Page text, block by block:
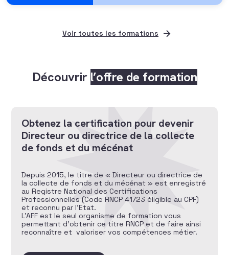
Voir toutes les formations
Découvrir l’offre de formation
Obtenez la certification pour devenir
Directeur ou directrice de la collecte
de fonds et du mécénat
Depuis 2015, le titre de « Directeur ou directrice de
la collecte de fonds et du mécénat » est enregistré
au Registre National des Certifications
Professionnelles (Code RNCP 41723 éligible au CPF)
et reconnu par l’Etat.
L’AFF est le seul organisme de formation vous
permettant d’obtenir ce titre RNCP et de faire ainsi
reconnaître et valoriser vos compétences métier.